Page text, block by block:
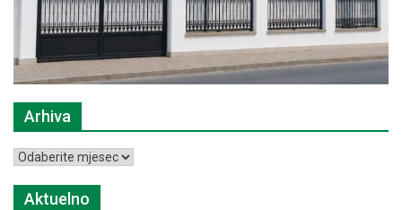
Arhiva
Arhiva
Aktuelno